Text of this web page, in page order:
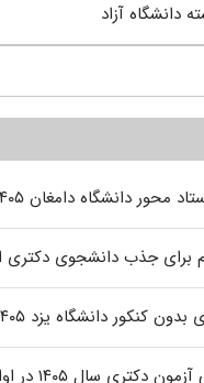
دانشگاه آزاد
محور دانشگاه دامغان ۱۴۰۵
برای جذب دانشجوی دکتری
کنکور دانشگاه یزد ۱۴۰۵
سال ۱۴۰۵ در اواخر مرداد